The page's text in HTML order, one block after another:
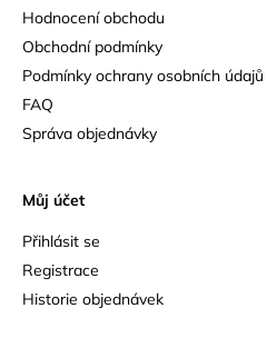
Hodnocení obchodu
Obchodní podmínky
Podmínky ochrany osobních údajů
FAQ
Správa objednávky
Můj účet
Přihlásit se
Registrace
Historie objednávek